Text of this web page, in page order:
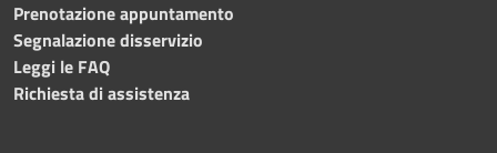
Prenotazione appuntamento
Segnalazione disservizio
Leggi le FAQ
Richiesta di assistenza